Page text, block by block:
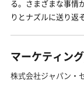
る。さまざまな事情
りとナズルに送り返
マーケティン
株式会社ジャパン・